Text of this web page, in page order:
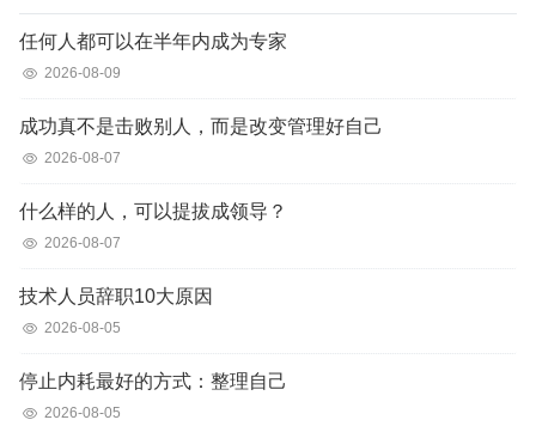
任何人都可以在半年内成为专家
2026-08-09
成功真不是击败别人，而是改变管理好自己
2026-08-07
什么样的人，可以提拔成领导？
2026-08-07
技术人员辞职10大原因
2026-08-05
停止内耗最好的方式：整理自己
2026-08-05